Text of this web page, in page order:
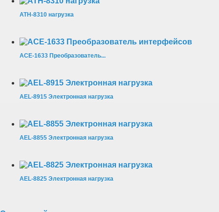
АТН-8310 нагрузка
АСЕ-1633 Преобразователь...
AEL-8915 Электронная нагрузка
AEL-8855 Электронная нагрузка
AEL-8825 Электронная нагрузка